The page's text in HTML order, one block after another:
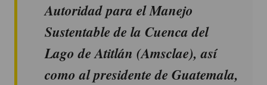
Autoridad para el Manejo
Sustentable de la Cuenca del
Lago de Atitlán (Amsclae), así
como al presidente de Guatemala,